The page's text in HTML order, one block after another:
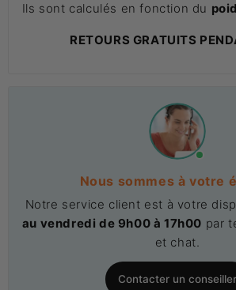
Ils sont calculés en fonction du
RETOURS GRATUITS
Nous sommes à votre
Notre service client est à votre
au vendredi de 9h00 à 17h00 par
et chat.
Contacter un conseiller